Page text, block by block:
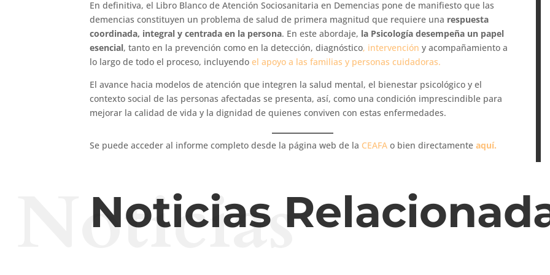
En definitiva, el Libro Blanco de Atención Sociosanitaria en Demencias pone de manifiesto que las
demencias constituyen un problema de salud de primera magnitud que requiere una respuesta
coordinada, integral y centrada en la persona. En este abordaje, la Psicología desempeña un papel
esencial, tanto en la prevención como en la detección, diagnóstico, intervención y acompañamiento a
lo largo de todo el proceso, incluyendoel apoyo a las familias y personas cuidadoras.
El avance hacia modelos de atención que integren la salud mental, el bienestar psicológico y el
contexto social de las personas afectadas se presenta, así, como una condición imprescindible para
mejorar la calidad de vida y la dignidad de quienes conviven con estas enfermedades.
Se puede acceder al informe completo desde la página web de la CEAFA o bien directamenteaquí.
Noticias
Noticias